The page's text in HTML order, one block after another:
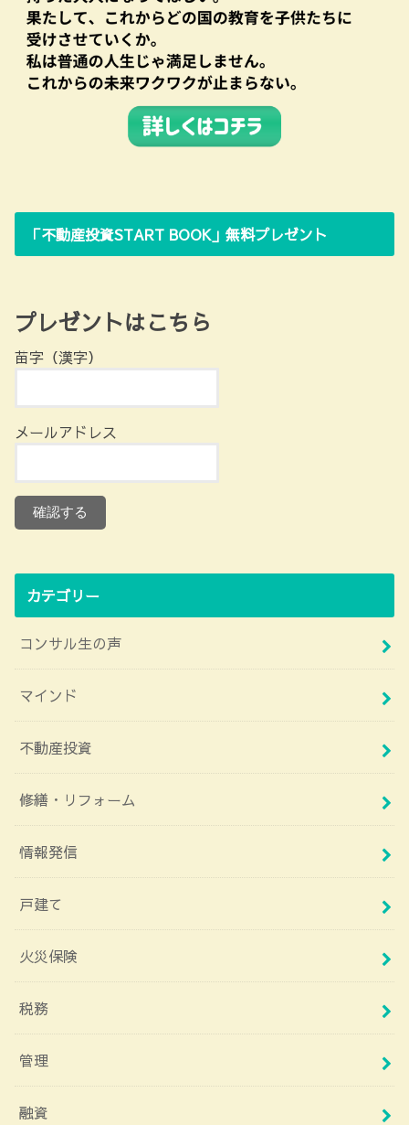
「不動産投資START BOOK」無料プレゼント
プレゼントはこちら
苗字（漢字）
メールアドレス
カテゴリー
コンサル生の声
マインド
不動産投資
修繕・リフォーム
情報発信
戸建て
火災保険
税務
管理
融資